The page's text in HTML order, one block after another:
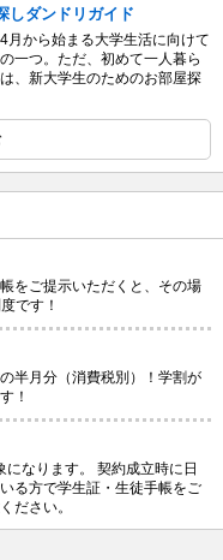
しダンドリガイド
月から始まる大学生活に向けて
一つ。ただ、初めて一人暮ら
、新大学生のためのお部屋探
をご提示いただくと、その場
です！
半月分（消費税別）！学割が
！
なります。 契約成立時に日
る方で学生証・生徒手帳をご
ださい。